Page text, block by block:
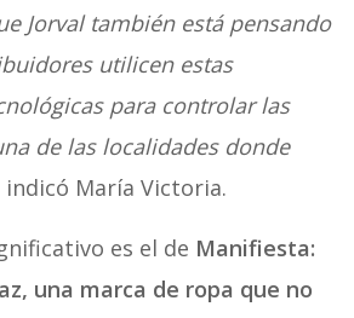
Jorval también está pensando
utilicen estas
para controlar las
de las localidades donde
indicó María Victoria.
es el de Manifiesta:
una marca de ropa que no